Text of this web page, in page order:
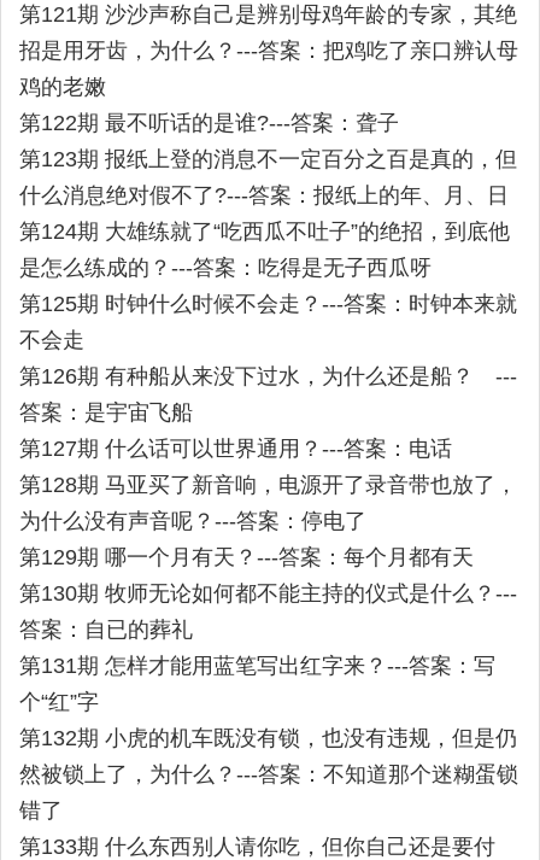
第121期 沙沙声称自己是辨别母鸡年龄的专家，其绝
招是用牙齿，为什么？---答案：把鸡吃了亲口辨认母
鸡的老嫩
第122期 最不听话的是谁?---答案：聋子
第123期 报纸上登的消息不一定百分之百是真的，但
什么消息绝对假不了?---答案：报纸上的年、月、日
第124期 大雄练就了“吃西瓜不吐子”的绝招，到底他
是怎么练成的？---答案：吃得是无子西瓜呀
第125期 时钟什么时候不会走？---答案：时钟本来就
不会走
第126期 有种船从来没下过水，为什么还是船？ ---
答案：是宇宙飞船
第127期 什么话可以世界通用？---答案：电话
第128期 马亚买了新音响，电源开了录音带也放了，
为什么没有声音呢？---答案：停电了
第129期 哪一个月有天？---答案：每个月都有天
第130期 牧师无论如何都不能主持的仪式是什么？---
答案：自已的葬礼
第131期 怎样才能用蓝笔写出红字来？---答案：写
个“红”字
第132期 小虎的机车既没有锁，也没有违规，但是仍
然被锁上了，为什么？---答案：不知道那个迷糊蛋锁
错了
第133期 什么东西别人请你吃，但你自己还是要付